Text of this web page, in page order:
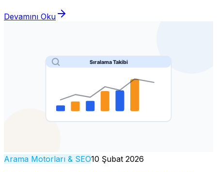
Devamını Oku
Arama Motorları & SEO10 Şubat 2026